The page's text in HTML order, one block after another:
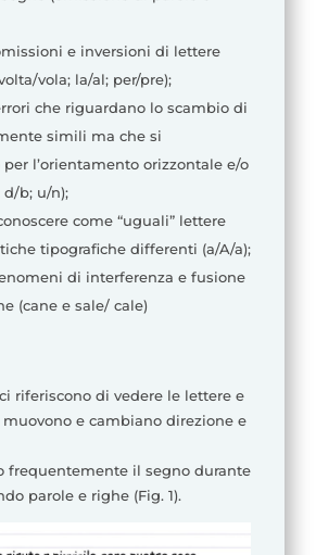
e inversioni di lettere
vola; la/al; per/pre);
che riguardano lo scambio di
simili ma che si
l’orientamento orizzontale e/o
d/b; u/n);
come “uguali” lettere
tipografiche differenti (a/A/a);
di interferenza e fusione
(cane e sale/ cale)
riferiscono di vedere le lettere e
e cambiano direzione e
frequentemente il segno durante
parole e righe (Fig. 1).